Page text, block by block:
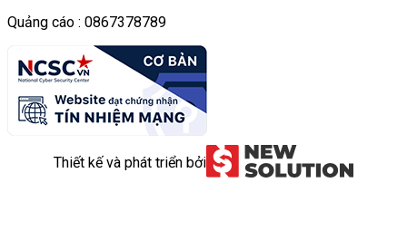
Quảng cáo : 0867378789
Thiết kế và phát triển bởi